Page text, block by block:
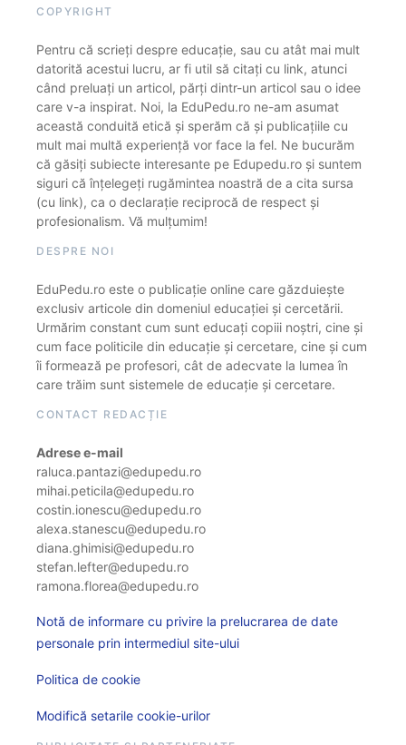
COPYRIGHT
Pentru că scrieți despre educație, sau cu atât mai mult
datorită acestui lucru, ar fi util să citați cu link, atunci
când preluați un articol, părți dintr-un articol sau o idee
care v-a inspirat. Noi, la EduPedu.ro ne-am asumat
această conduită etică și sperăm că și publicațiile cu
mult mai multă experiență vor face la fel. Ne bucurăm
că găsiți subiecte interesante pe Edupedu.ro și suntem
siguri că înțelegeți rugămintea noastră de a cita sursa
(cu link), ca o declarație reciprocă de respect și
profesionalism. Vă mulțumim!
DESPRE NOI
EduPedu.ro este o publicație online care găzduiește
exclusiv articole din domeniul educației și cercetării.
Urmărim constant cum sunt educați copiii noștri, cine și
cum face politicile din educație și cercetare, cine și cum
îi formează pe profesori, cât de adecvate la lumea în
care trăim sunt sistemele de educație și cercetare.
CONTACT REDACȚIE
Adrese e-mail
raluca.pantazi@edupedu.ro
mihai.peticila@edupedu.ro
costin.ionescu@edupedu.ro
alexa.stanescu@edupedu.ro
diana.ghimisi@edupedu.ro
stefan.lefter@edupedu.ro
ramona.florea@edupedu.ro
Notă de informare cu privire la prelucrarea de date
personale prin intermediul site-ului
Politica de cookie
Modifică setarile cookie-urilor